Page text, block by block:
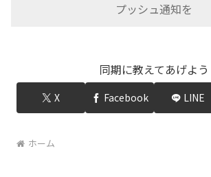
プッシュ通知を
同期に教えてあげよう
X Facebook LINE
ホーム